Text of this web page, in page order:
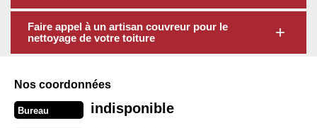
Faire appel à un artisan couvreur pour le
nettoyage de votre toiture
Nos coordonnées
Bureau indisponible